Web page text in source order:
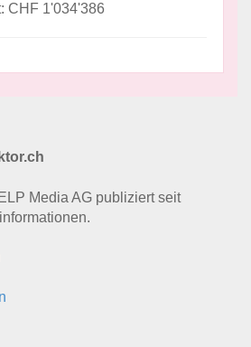
CHF 1'034'386
Media AG publiziert seit